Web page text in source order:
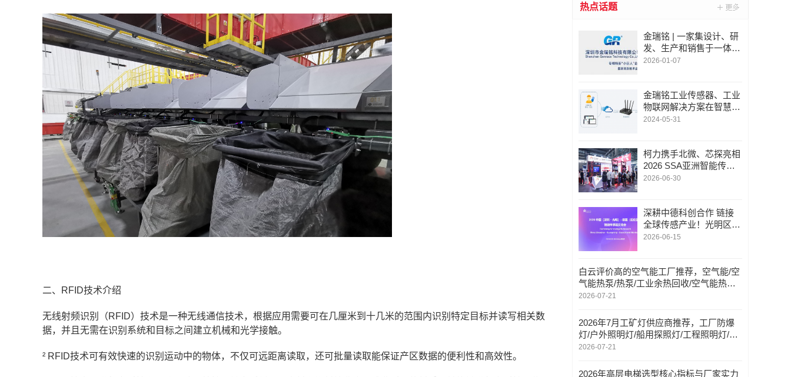
二、RFID技术介绍
无线射频识别（RFID）技术是一种无线通信技术，根据应用需要可在几厘米到十几米的范围内识别特定目标并读写相关数
据，并且无需在识别系统和目标之间建立机械和光学接触。
² RFID技术可有效快速的识别运动中的物体，不仅可远距离读取，还可批量读取能保证产区数据的便利性和高效性。
热点话题
金瑞铭 | 一家集设计、研
发、生产和销售于一体的
物联网硬件产品公司
2026-01-07
金瑞铭工业传感器、工业
物联网解决方案在智慧工
厂中的应用
2024-05-31
柯力携手北微、芯探亮相
2026 SSA亚洲智能传感
博览会，共探机器人感知
2026-06-30
深耕中德科创合作 链接
全球传感产业！光明区在
德国纽伦堡成功举办智能
2026-06-15
白云评价高的空气能工厂推荐，空气能/空
气能热泵/热泵/工业余热回收/空气能热水
器/节能循环回水泵，空气能公司联系电话
2026-07-21
2026年7月工矿灯供应商推荐，工厂防爆
灯/户外照明灯/船用探照灯/工程照明灯/仓
储照明灯/路灯，工矿灯工厂口碑推荐
2026-07-21
2026年高层电梯选型核心指标与厂家实力